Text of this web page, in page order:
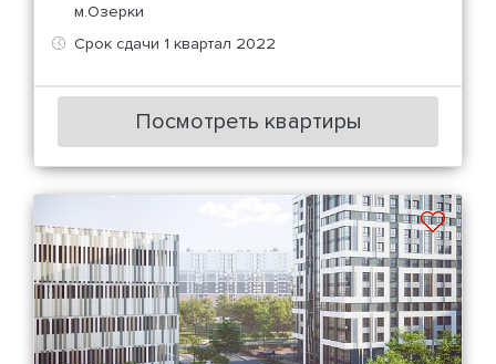
м.Озерки
Срок сдачи 1 квартал 2022
Посмотреть квартиры